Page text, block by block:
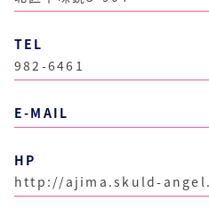
TEL
982-6461
E-MAIL
HP
http://ajima.skuld-